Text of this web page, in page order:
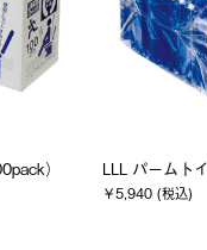
） LLL パームト
￥5,940 (税込)